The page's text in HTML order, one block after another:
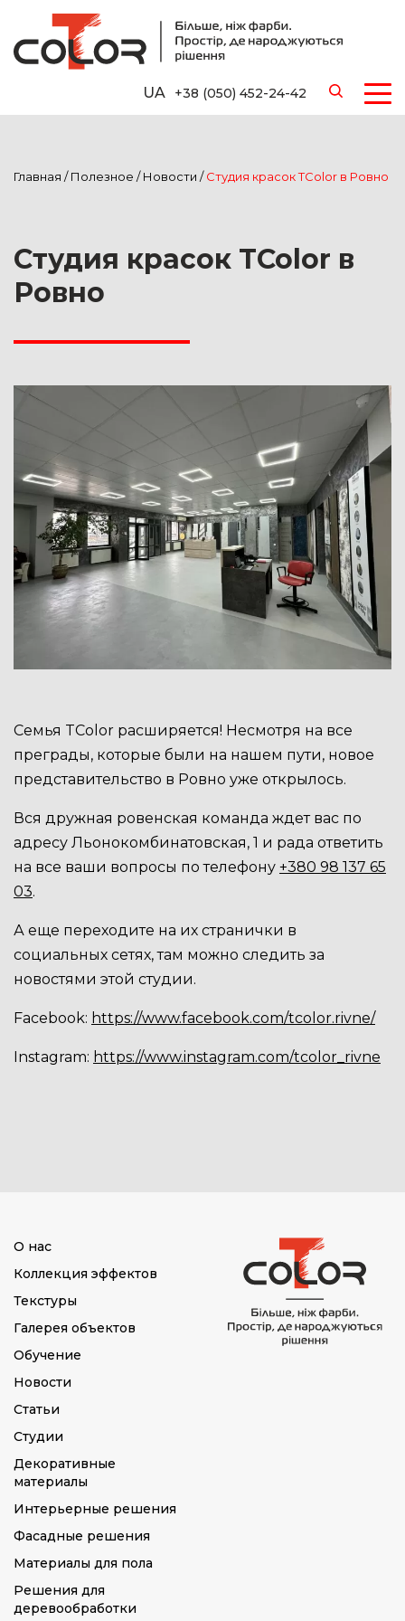
UA +38 (050) 452-24-42
Главная /Полезное /Новости /Студия красок TColor в Ровно
Студия красок TColor в
Ровно
Семья TColor расширяется! Несмотря на все
преграды, которые были на нашем пути, новое
представительство в Ровно уже открылось.
Вся дружная ровенская команда ждет вас по
адресу Льонокомбинатовская, 1 и рада ответить
на все ваши вопросы по телефону +380 98 137 65
03.
А еще переходите на их странички в
социальных сетях, там можно следить за
новостями этой студии.
Facebook: https://www.facebook.com/tcolor.rivne/
Instagram: https://www.instagram.com/tcolor_rivne
О нас
Коллекция эффектов
Текстуры
Галерея объектов
Обучение
Новости
Статьи
Студии
Декоративные
материалы
Интерьерные решения
Фасадные решения
Материалы для пола
Решения для
деревообработки